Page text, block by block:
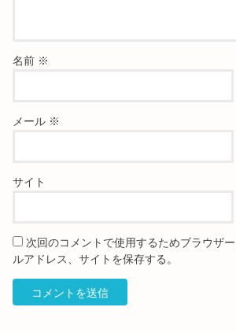
名前 ※
メール ※
サイト
次回のコメントで使用するためブラウザ
ルアドレス、サイトを保存する。